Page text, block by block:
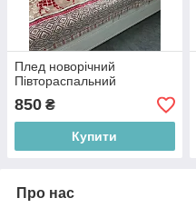
Плед новорічний
Півтораспальний
850 ₴
Купити
Про нас